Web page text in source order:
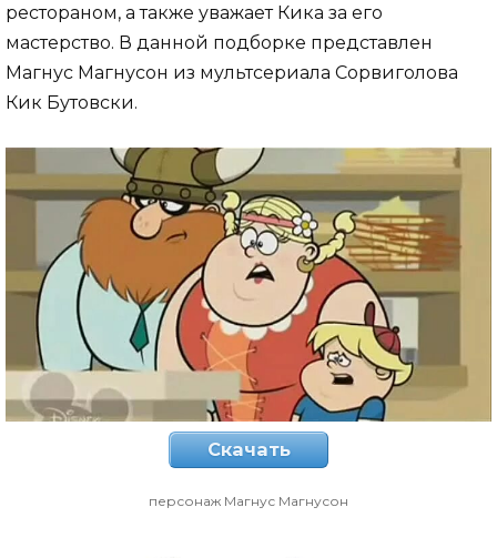
рестораном, а также уважает Кика за его
мастерство. В данной подборке представлен
Магнус Магнусон из мультсериала Сорвиголова
Кик Бутовски.
Скачать
персонаж Магнус Магнусон